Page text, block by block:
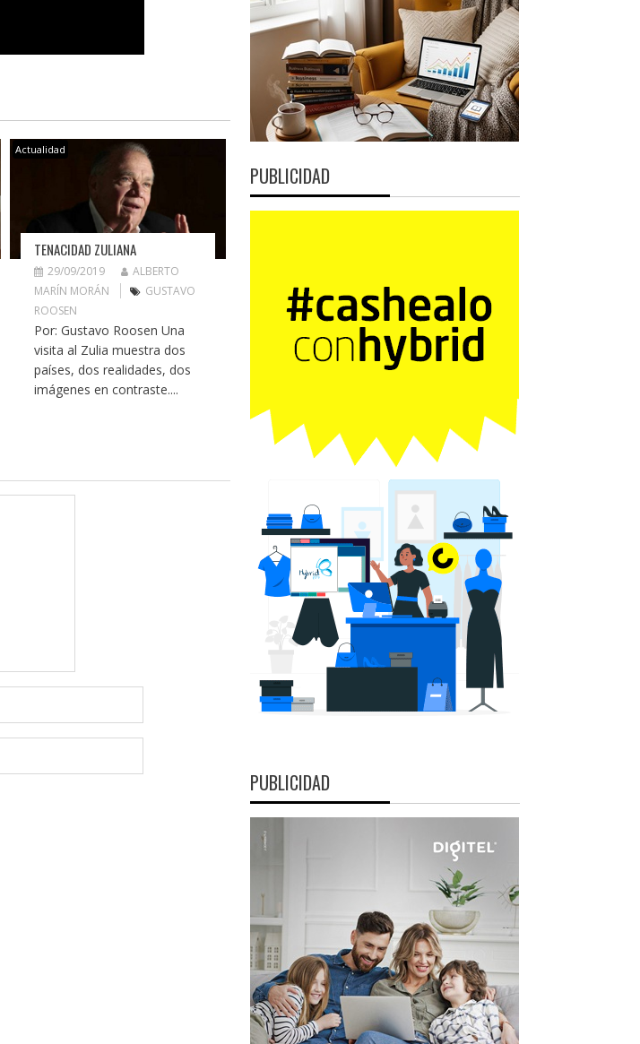
Actualidad
TENACIDAD ZULIANA
29/09/2019
ALBERTO
MARÍN MORÁN
GUSTAVO
ROOSEN
Por: Gustavo Roosen Una
visita al Zulia muestra dos
países, dos realidades, dos
imágenes en contraste....
PUBLICIDAD
PUBLICIDAD